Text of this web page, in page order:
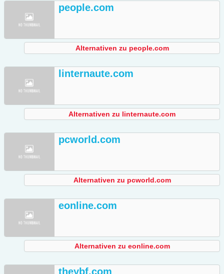
people.com
Alternativen zu people.com
linternaute.com
Alternativen zu linternaute.com
pcworld.com
Alternativen zu pcworld.com
eonline.com
Alternativen zu eonline.com
theybf.com